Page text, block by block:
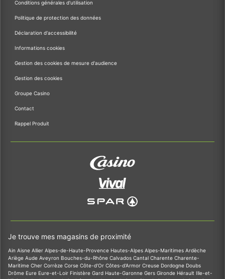
Conditions générales d'utilisation
Politique de protection des données
Déclaration d'accessibilité
Informations cookies
Gestion des cookies de mesure d'audience
Gestion des cookies
Groupe Casino
Contact
Rappel Produit
Je trouve mes magasins de proximité
Ain Aisne Allier Alpes-de-Haute-Provence Hautes-Alpes Alpes-Maritimes Ardèche
Ariège Aude Aveyron Bouches-du-Rhône Calvados Cantal Charente Charente-
Maritime Cher Corrèze Corse Côte-d'Or Côtes-d'Armor Creuse Dordogne Doubs
Drôme Eure Eure-et-Loir Finistère Gard Haute-Garonne Gers Gironde Hérault Ille-et-